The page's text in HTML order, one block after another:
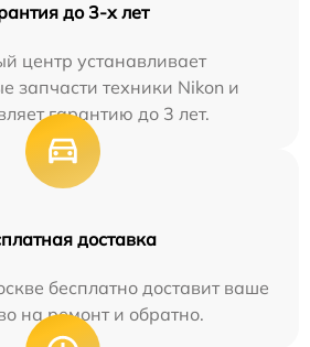
до 3-х лет
центр устанавливает
запчасти техники Nikon и
гарантию до 3 лет.
доставка
бесплатно доставит ваше
на ремонт и обратно.